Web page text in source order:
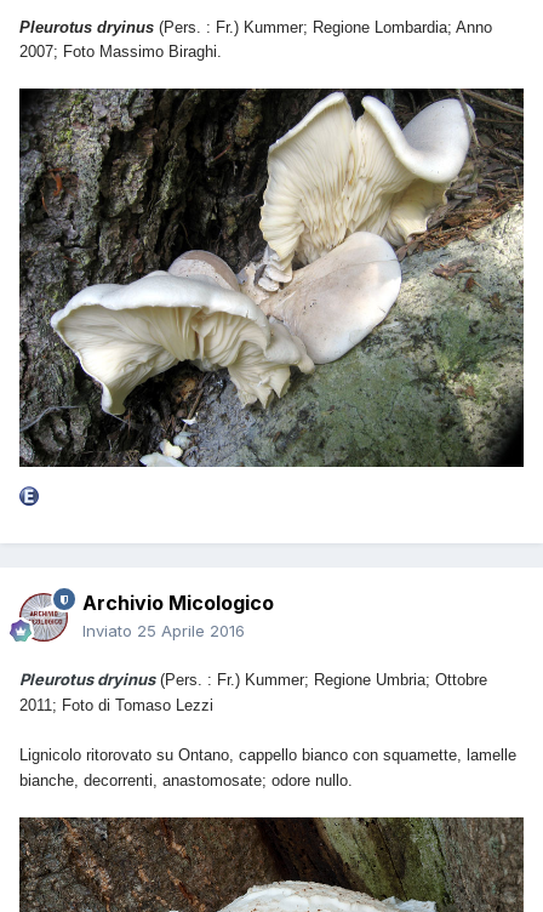
Pleurotus dryinus (Pers. : Fr.) Kummer; Regione Lombardia; Anno
2007; Foto Massimo Biraghi.
Archivio Micologico
Inviato 25 Aprile 2016
Pleurotus dryinus(Pers. : Fr.) Kummer; Regione Umbria; Ottobre
2011; Foto di Tomaso Lezzi
Lignicolo ritorovato su Ontano, cappello bianco con squamette, lamelle
bianche, decorrenti, anastomosate; odore nullo.